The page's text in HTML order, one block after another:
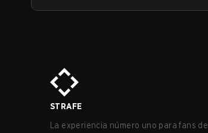
STRAFE
La experiencia número uno para fans de